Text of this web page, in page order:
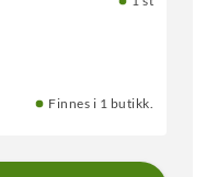
Finnes i 1 butikk.